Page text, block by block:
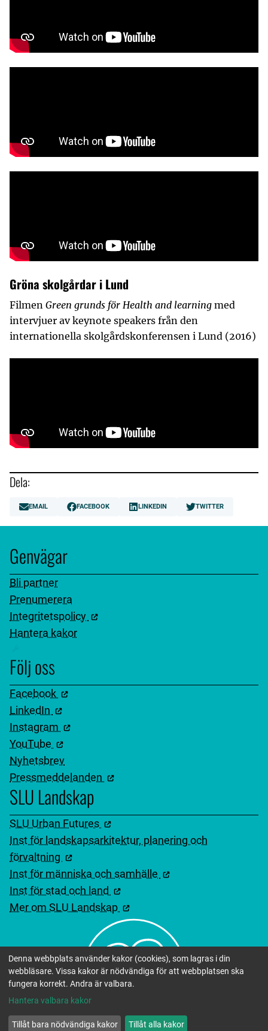
Gröna skolgårdar i Lund
Filmen Green grunds för Health and learning med
intervjuer av keynote speakers från den
internationella skolgårdskonferensen i Lund (2016)
Dela:
EMAIL FACEBOOK LINKEDIN TWITTER
Genvägar
Bli partner
Prenumerera
Integritetspolicy
Hantera kakor
Följ oss
Facebook
LinkedIn
Instagram
YouTube
Nyhetsbrev
Pressmeddelanden
SLU Landskap
SLU Urban Futures
Inst för landskapsarkitektur, planering och
förvaltning
Inst för människa och samhälle
Inst för stad och land
Mer om SLU Landskap
Denna webbplats använder kakor (cookies), som lagras i din
webbläsare. Vissa kakor är nödvändiga för att webbplatsen ska
fungera korrekt. Andra är valbara.
Hantera valbara kakor
Tillåt bara nödvändiga kakor Tillåt alla kakor